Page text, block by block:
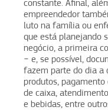
constante. Afinal,
empreendedor
luto na família ou
que está planejando
negócio, a primeira
− e, se possível,
fazem parte do dia a
produtos,
de caixa,
e bebidas, entre